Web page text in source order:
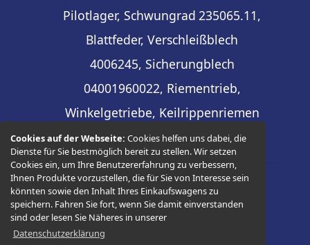
Cookies auf der Webseite:Cookies helfen uns dabei, die
Dienste für Sie bestmöglich bereit zu stellen. Wir setzen
Cookies ein, um Ihre Benutzererfahrung zu verbessern,
Ihnen Produkte vorzustellen, die für Sie von Interesse sein
könnten sowie den Inhalt Ihres Einkaufswagens zu
speichern. Fahren Sie fort, wenn Sie damit einverstanden
sind oder lesen Sie Näheres in unserer
Datenschutzerklärung
Pilotlager, Schwungrad 235065.11,
Blattfeder, Verschleißblech
4006245, Sicherungblech
04001960022, Riementrieb,
Winkelgetriebe, Keilrippenriemen
© 2026 -Thüringer Ersatzteilhandel